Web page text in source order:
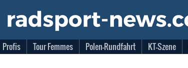
Profis Tour Femmes Polen-Rundfahrt KT-Szene